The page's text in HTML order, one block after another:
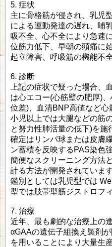
5. 症状
主に骨格筋が侵され、乳児
による運動発達の遅れ、哺
吸不全、心不全により急速
位筋力低下、早朝の頭痛に
起立障害、呼吸筋の機能不
6. 診断
上記の症状で疑った場合、
は心エコー(心筋壁の肥厚)
位差)、血清BNP高値など心
小児以上では大腿などの筋
と努力性肺活量の低下)を施
確定はリンパ球または皮膚
ン蓄積を反映するPAS染色
簡便なスクリーニング方法
計る方法が開発されていま
鑑別としては乳児型では
型では肢帯型筋ジストロフ
7. 治療
近年、最も劇的な治療上の
αGAAの遺伝子組換え製剤
を用いることにより大量生